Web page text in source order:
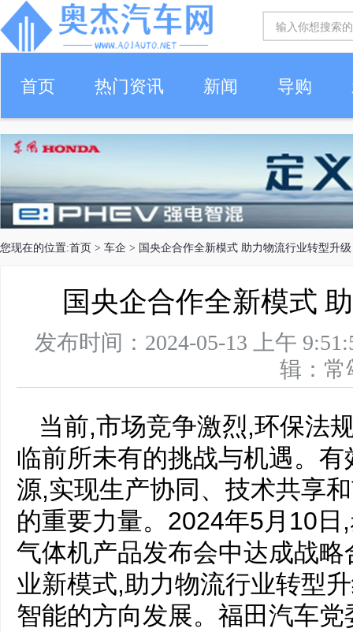
首页 热门资讯 新闻 导购
您现在的位置:首页 > 车企 > 国央企合作全新模式 助力物流行业转型升级
国央企合作全新模式
发布时间：2024-05-13 上午
辑：
当前,市场竞争激烈,环保法
临前所未有的挑战与机遇。
源,实现生产协同、技术共享
的重要力量。2024年5月10
气体机产品发布会中达成战
业新模式,助力物流行业转型
智能的方向发展。福田汽车